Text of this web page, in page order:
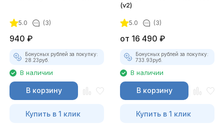
5.0 (3)
940 ₽
Бонусных рублей за покупку:
28.23руб.
В наличии
В корзину
Купить в 1 клик
(v2)
5.0 (3)
от 16 490 ₽
Бонусных рублей за покупку:
733.93руб.
В наличии
В корзину
Купить в 1 клик